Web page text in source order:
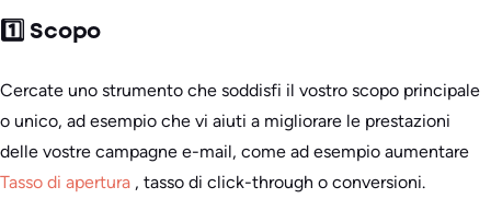
1️⃣ Scopo
Cercate uno strumento che soddisfi il vostro scopo principale
o unico, ad esempio che vi aiuti a migliorare le prestazioni
delle vostre campagne e-mail, come ad esempio aumentare
Tasso di apertura , tasso di click-through o conversioni.